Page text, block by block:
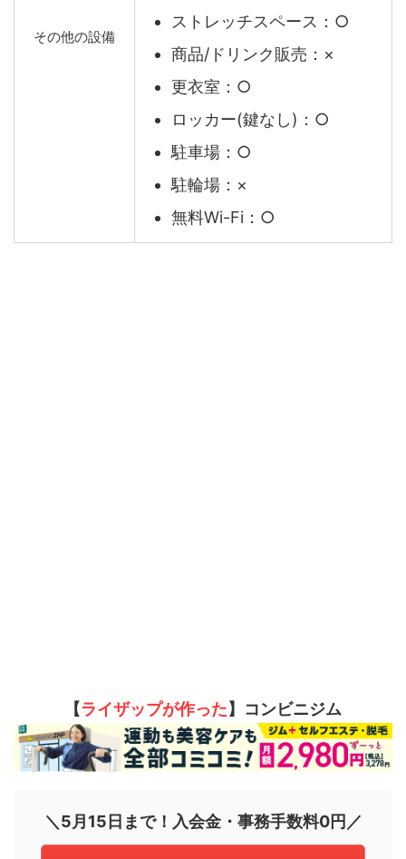
その他の設備
ストレッチスペース：○
商品/ドリンク販売：×
更衣室：○
ロッカー(鍵なし)：○
駐車場：○
駐輪場：×
無料Wi-Fi：○
【ライザップが作った】コンビニジム
＼5月15日まで！入会金・事務手数料0円／